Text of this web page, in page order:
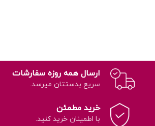
ارسال همه روزه سفارشات
سریع بدستتان میرسد.
خرید مطمئن
با اطمینان خرید کنید.